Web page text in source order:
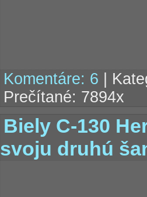
Komentáre: 6 |
Prečítané: 7894x
Biely C-130
svoju druhú